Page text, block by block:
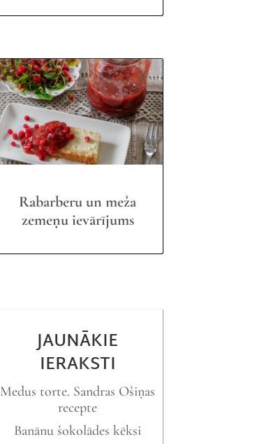
Rabarberu un meža
zemeņu ievārījums
JAUNĀKIE
IERAKSTI
Medus torte. Sandras Ošiņas
recepte
Banānu šokolādes kēksi